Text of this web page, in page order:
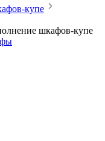
купе
шкафов-купе